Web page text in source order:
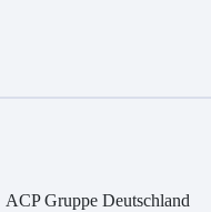
ACP Gruppe Deutschland